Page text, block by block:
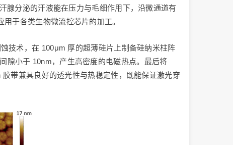
腺分泌的汗液能在压力与毛细作用下，沿微通道有
于各类生物微流控芯片的加工。
技术，在 100μm 厚的超薄硅片上制备硅纳米柱阵
隙小于 10nm，产生高密度的电磁热点。最后将
带兼具良好的透光性与热稳定性，既能保证激光穿